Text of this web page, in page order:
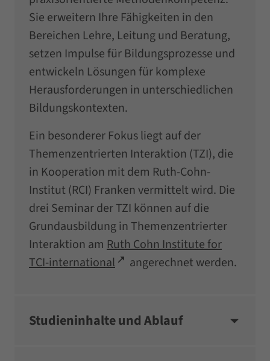
Sie erweitern Ihre Fähigkeiten in den
Bereichen Lehre, Leitung und Beratung,
setzen Impulse für Bildungsprozesse und
entwickeln Lösungen für komplexe
Herausforderungen in unterschiedlichen
Bildungskontexten.
Ein besonderer Fokus liegt auf der
Themenzentrierten Interaktion (TZI), die
in Kooperation mit dem Ruth-Cohn-
Institut (RCI) Franken vermittelt wird. Die
drei Seminar der TZI können auf die
Grundausbildung in Themenzentrierter
Interaktion am Ruth Cohn Institute for
TCI-international
angerechnet werden.
Studieninhalte und Ablauf